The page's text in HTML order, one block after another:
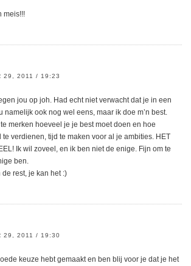
meis!!!
29, 2011 / 19:23
jou op joh. Had echt niet verwacht dat je in een
namelijk ook nog wel eens, maar ik doe m’n best.
merken hoeveel je je best moet doen en hoe
verdienen, tijd te maken voor al je ambities. HET
Ik wil zoveel, en ik ben niet de enige. Fijn om te
ben.
rest, je kan het :)
29, 2011 / 19:30
keuze hebt gemaakt en ben blij voor je dat je het